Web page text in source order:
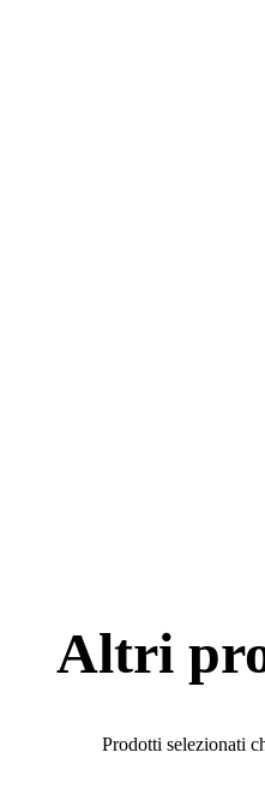
Altri
Prodotti selezionati